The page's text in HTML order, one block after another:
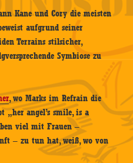
Kane und Cory die meisten
aufgrund seiner
Terrains stilsicher,
Symbiose zu
, wo Marks im Refrain die
„her angel’s smile, is a
viel mit Frauen –
– zu tun hat, weiß, wo von